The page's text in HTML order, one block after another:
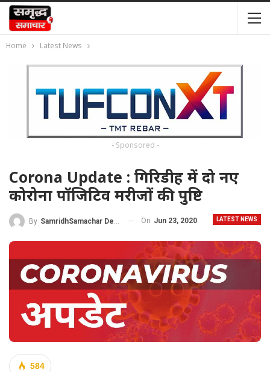
Home Latest News
- Sponsored -
Corona Update : गिरिडीह में दो नए
कोरोना पॉजिटिव मरीजों की पुष्टि
LATEST NEWS
By SamridhSamachar Desk On Jun 23, 2020
584